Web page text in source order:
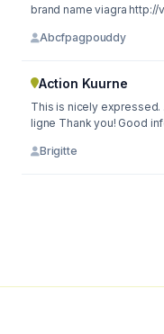
Abcfpagpouddy
Action Kuurne
This is nicely expressed.
ligne Thank you! Good
Brigitte